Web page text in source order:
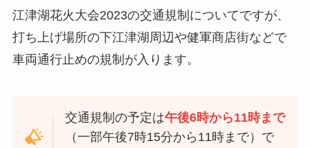
江津湖花火大会2023の交通規制についてですが、
打ち上げ場所の下江津湖周辺や健軍商店街などで
車両通行止めの規制が入ります。
交通規制の予定は午後6時から11時まで
（一部午後7時15分から11時まで）で